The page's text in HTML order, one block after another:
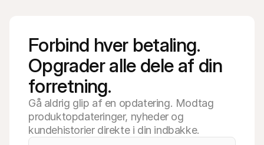
Forbind hver betaling.
Opgrader alle dele af din
forretning.
Gå aldrig glip af en opdatering. Modtag
produktopdateringer, nyheder og
kundehistorier direkte i din indbakke.